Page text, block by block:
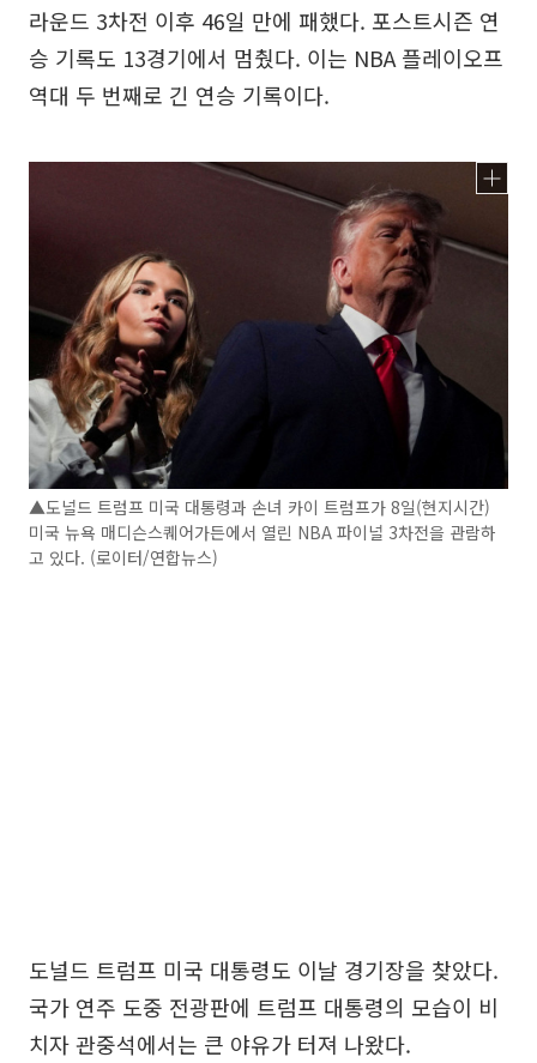
라운드 3차전 이후 46일 만에 패했다. 포스트시즌 연
승 기록도 13경기에서 멈췄다. 이는 NBA 플레이오프
역대 두 번째로 긴 연승 기록이다.
▲도널드 트럼프 미국 대통령과 손녀 카이 트럼프가 8일(현지시간)
미국 뉴욕 매디슨스퀘어가든에서 열린 NBA 파이널 3차전을 관람하
고 있다. (로이터/연합뉴스)
도널드 트럼프 미국 대통령도 이날 경기장을 찾았다.
국가 연주 도중 전광판에 트럼프 대통령의 모습이 비
치자 관중석에서는 큰 야유가 터져 나왔다.